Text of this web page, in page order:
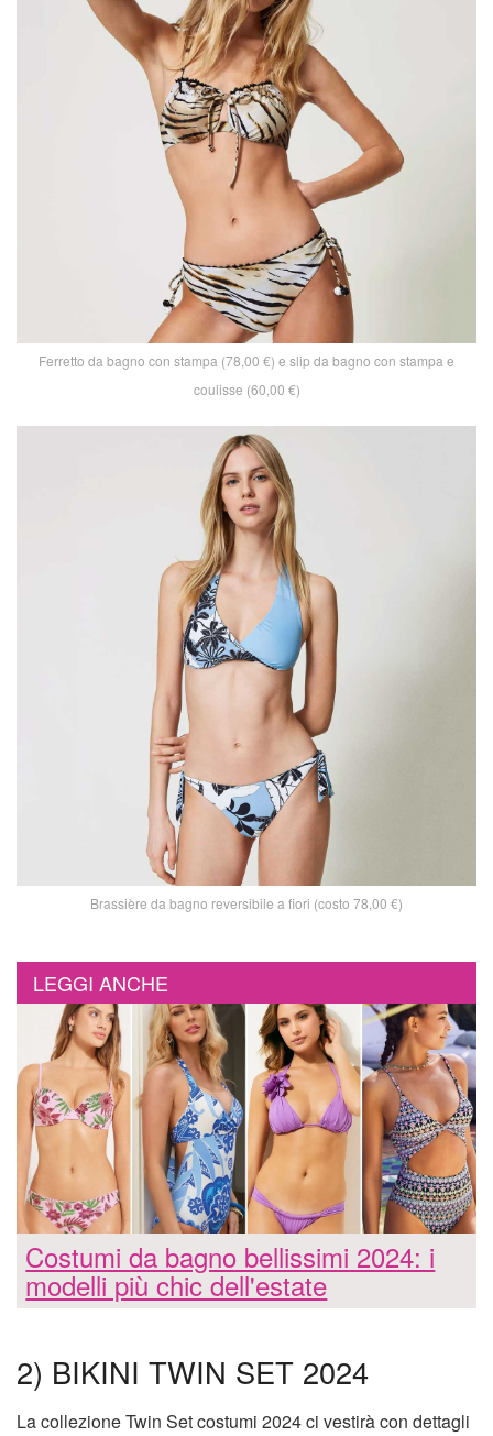
Ferretto da bagno con stampa (78,00 €) e slip da bagno con stampa e
coulisse (60,00 €)
Brassière da bagno reversibile a fiori (costo 78,00 €)
LEGGI ANCHE
Costumi da bagno bellissimi 2024: i
modelli più chic dell'estate
2) BIKINI TWIN SET 2024
La collezione Twin Set costumi 2024 ci vestirà con dettagli